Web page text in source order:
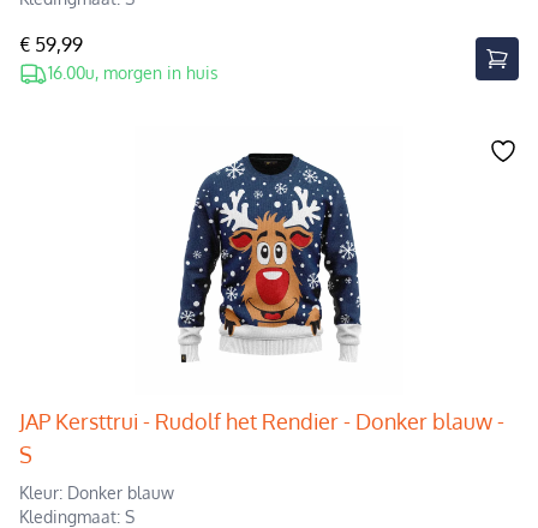
€ 59,99
16.00u, morgen in huis
JAP Kersttrui - Rudolf het Rendier - Donker blauw -
S
Kleur: Donker blauw
Kledingmaat: S